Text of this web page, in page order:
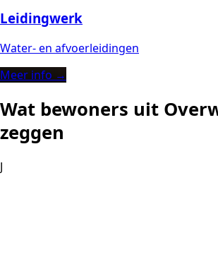
Leidingwerk
Water- en afvoerleidingen
Meer info →
Wat bewoners uit
zeggen
J